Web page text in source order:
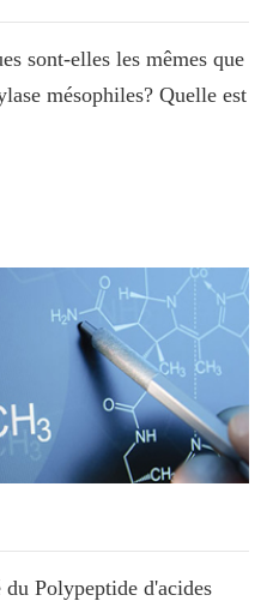
sont-elles les mêmes que
mésophiles? Quelle est
Polypeptide d'acides